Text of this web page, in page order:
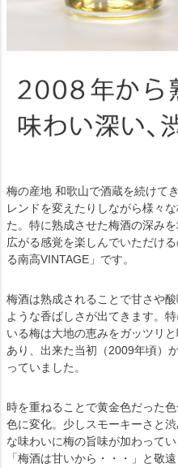
梅の産地 和歌山で酒蔵を続けて
レンドを変えたりしながら様々
た。特に熟成させた梅酒の深み
広がる感覚を楽しんでいただけ
る南高VINTAGE」です。
梅酒は熟成されることで甘さや
ような香ばしさが出てきます。
いる梅は大地の恵みをガッツリ
あり、出来た当初（2009年頃）
っていました。
時を重ねることで黄金色だった
色に変化。少しスモーキーさと
な味わいに梅の旨味が加わってい
「梅酒は甘いから・・・」と敬